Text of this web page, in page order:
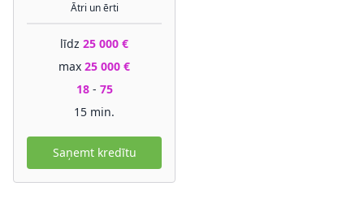
Ātri un ērti
līdz 25 000 €
max 25 000 €
18- 75
15 min.
Saņemt kredītu